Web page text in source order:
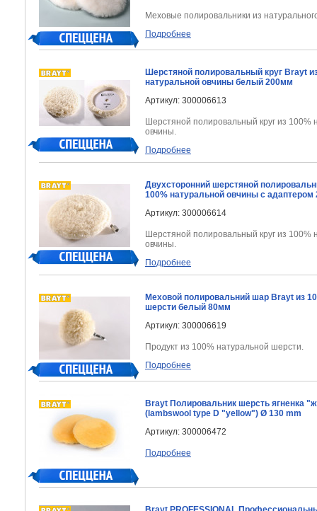
Меховые полировальники из
Подробнее
Шерстяной полировальный круг Brayt
натуральной овчины белый 200мм
Артикул: 300006613
Шерстяной полировальный круг из 100%
овчины.
Подробнее
Двухсторонний шерстяной
100% натуральной овчины с
Артикул: 300006614
Шерстяной полировальный круг из 100%
овчины.
Подробнее
Меховой полировальний шар Brayt из
шерсти белый 80мм
Артикул: 300006619
Продукт из 100% натуральной шерсти.
Подробнее
Brayt Полировальник шерсть ягненка
(lambswool type D "yellow") Ø 130 mm
Артикул: 300006472
Подробнее